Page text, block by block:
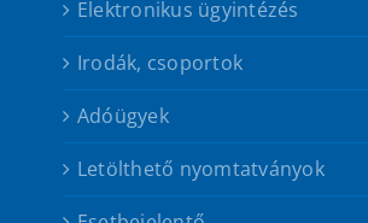
Elektronikus ügyintézés
Irodák, csoportok
Adóügyek
Letölthető nyomtatványok